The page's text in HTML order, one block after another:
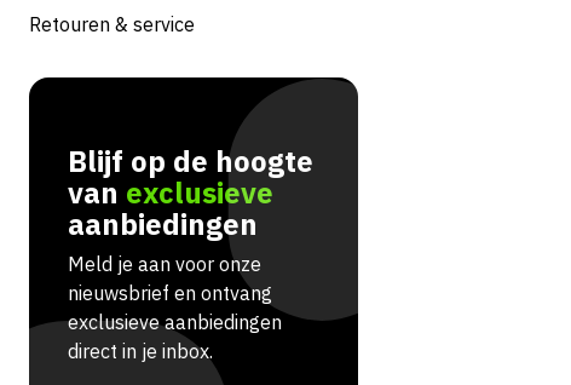
Retouren & service
Blijf op de hoogte
van exclusieve
aanbiedingen
Meld je aan voor onze
nieuwsbrief en ontvang
exclusieve aanbiedingen
direct in je inbox.